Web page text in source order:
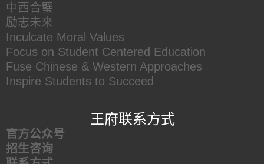
中西合璧
励志未来
Inculcate Moral Values
Focus on Student Centered Education
Fuse Chinese & Western Approaches
Inspire Students to Succeed
王府联系方式
官方公众号
招生咨询